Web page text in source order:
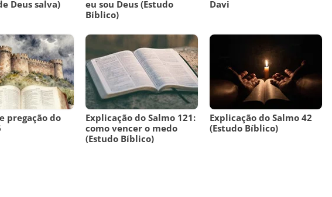
Deus salva)
eu sou Deus (Estudo
Bíblico)
Davi
pregação do
Explicação do Salmo 121:
como vencer o medo
(Estudo Bíblico)
Explicação do Salmo 42
(Estudo Bíblico)